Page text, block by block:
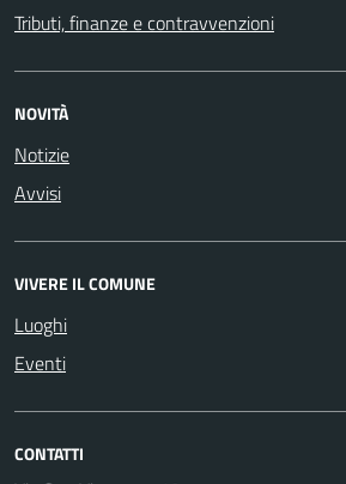
Tributi, finanze e contravvenzioni
NOVITÀ
Notizie
Avvisi
VIVERE IL COMUNE
Luoghi
Eventi
CONTATTI